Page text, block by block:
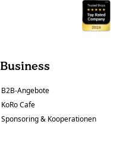
Business
B2B-Angebote
KoRo Cafe
Sponsoring & Kooperationen